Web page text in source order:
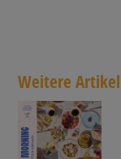
Weitere Artikel